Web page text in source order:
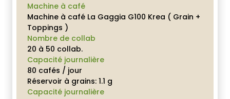
Machine à café
Machine à café La Gaggia G100 Krea ( Grain +
Toppings )
Nombre de collab
20 à 50 collab.
Capacité journalière
80 cafés / jour
Réservoir à grains: 1.1 g
Capacité journalière